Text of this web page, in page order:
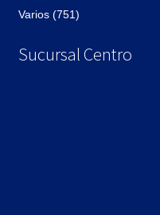
Varios (751)
Sucursal Centro